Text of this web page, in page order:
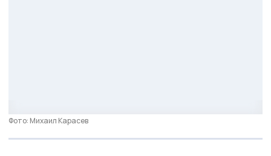
Фото: Михаил Карасев